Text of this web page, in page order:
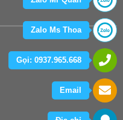
Zalo Ms Thoa
Gọi: 0937.965.668
Email